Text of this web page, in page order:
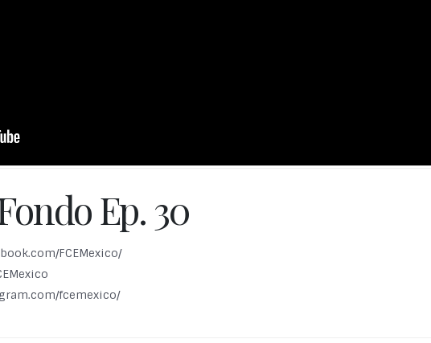
Ep. 30
FCEMexico/
fcemexico/